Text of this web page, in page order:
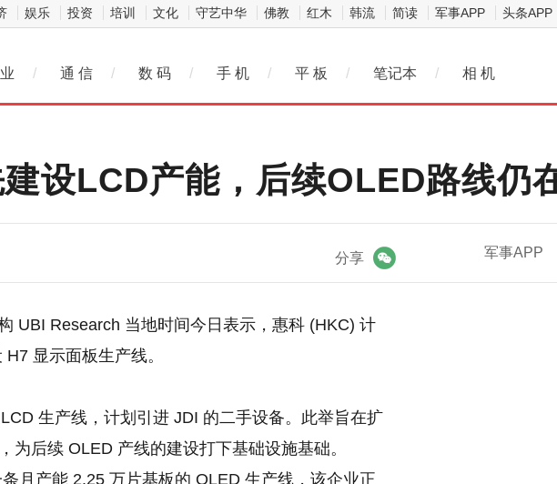
娱乐 投资 培训 文化 守艺中华 佛教 红木 韩流 简读 军事APP 头条APP
/ 通 信 / 数 码 / 手 机 / 平 板 / 笔记本 / 相 机
设LCD产能，后续OLED路线仍
军事APP
分享
UBI Research 当地时间今日表示，惠科 (HKC) 计
显示面板生产线。
生产线，计划引进 JDI 的二手设备。此举旨在扩
后续 OLED 产线的建设打下基础设施基础。
月产能 2.25 万片基板的 OLED 生产线，该企业正